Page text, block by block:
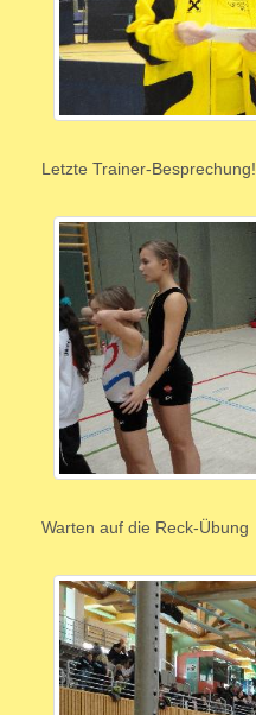
Letzte Trainer-Besprechung!
Warten auf die Reck-Übung